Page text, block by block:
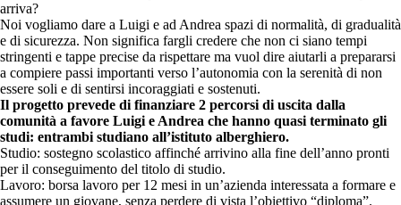
arriva?
Noi vogliamo dare a Luigi e ad Andrea spazi di normalità, di gradualità
e di sicurezza. Non significa fargli credere che non ci siano tempi
stringenti e tappe precise da rispettare ma vuol dire aiutarli a prepararsi
a compiere passi importanti verso l’autonomia con la serenità di non
essere soli e di sentirsi incoraggiati e sostenuti.
Il progetto prevede di finanziare 2 percorsi di uscita dalla
comunità a favore Luigi e Andrea che hanno quasi terminato gli
studi: entrambi studiano all’istituto alberghiero.
Studio: sostegno scolastico affinché arrivino alla fine dell’anno pronti
per il conseguimento del titolo di studio.
Lavoro: borsa lavoro per 12 mesi in un’azienda interessata a formare e
assumere un giovane, senza perdere di vista l’obiettivo “diploma”.